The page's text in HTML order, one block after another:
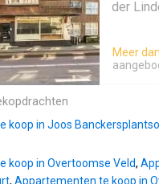
der
Meer
koop in Joos
koop in Overtoomse Veld,
, Appartementen te koop in